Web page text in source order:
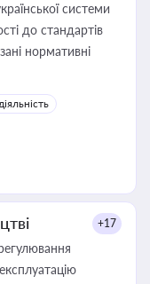
системи
до стандартів
нормативні
+17